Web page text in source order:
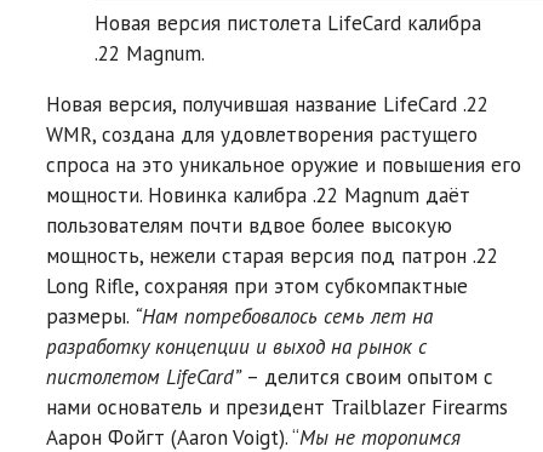
Новая версия пистолета LifeCard калибра
.22 Magnum.
Новая версия, получившая название LifeCard .22
WMR, создана для удовлетворения растущего
спроса на это уникальное оружие и повышения его
мощности. Новинка калибра .22 Magnum даёт
пользователям почти вдвое более высокую
мощность, нежели старая версия под патрон .22
Long Rifle, сохраняя при этом субкомпактные
размеры. “Нам потребовалось семь лет на
разработку концепции и выход на рынок с
пистолетом LifeCard”– делится своим опытом с
нами основатель и президент Trailblazer Firearms
Аарон Фойгт (Aaron Voigt). “Мы не торопимся